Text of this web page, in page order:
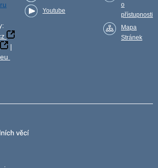
|
Youtube
o
přístupnosti
Mapa
Stránek